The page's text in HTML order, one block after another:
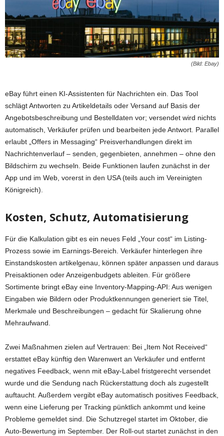
(Bild: Ebay)
eBay führt einen KI-Assistenten für Nachrichten ein. Das Tool
schlägt Antworten zu Artikeldetails oder Versand auf Basis der
Angebotsbeschreibung und Bestelldaten vor; versendet wird nichts
automatisch, Verkäufer prüfen und bearbeiten jede Antwort. Parallel
erlaubt „Offers in Messaging“ Preisverhandlungen direkt im
Nachrichtenverlauf – senden, gegenbieten, annehmen – ohne den
Bildschirm zu wechseln. Beide Funktionen laufen zunächst in der
App und im Web, vorerst in den USA (teils auch im Vereinigten
Königreich).
Kosten, Schutz, Automatisierung
Für die Kalkulation gibt es ein neues Feld „Your cost“ im Listing-
Prozess sowie im Earnings-Bereich. Verkäufer hinterlegen ihre
Einstandskosten artikelgenau, können später anpassen und daraus
Preisaktionen oder Anzeigenbudgets ableiten. Für größere
Sortimente bringt eBay eine Inventory-Mapping-API: Aus wenigen
Eingaben wie Bildern oder Produktkennungen generiert sie Titel,
Merkmale und Beschreibungen – gedacht für Skalierung ohne
Mehraufwand.
Zwei Maßnahmen zielen auf Vertrauen: Bei „Item Not Received“
erstattet eBay künftig den Warenwert an Verkäufer und entfernt
negatives Feedback, wenn mit eBay-Label fristgerecht versendet
wurde und die Sendung nach Rückerstattung doch als zugestellt
auftaucht. Außerdem vergibt eBay automatisch positives Feedback,
wenn eine Lieferung per Tracking pünktlich ankommt und keine
Probleme gemeldet sind. Die Schutzregel startet im Oktober, die
Auto-Bewertung im September. Der Roll-out startet zunächst in den